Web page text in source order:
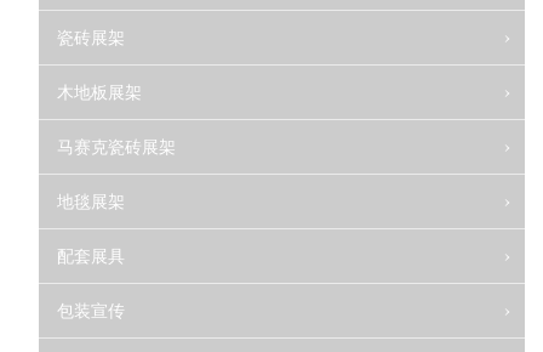
瓷砖展架
木地板展架
马赛克瓷砖展架
地毯展架
配套展具
包装宣传